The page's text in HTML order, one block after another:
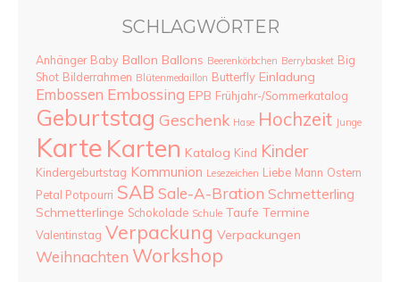
SCHLAGWÖRTER
Anhänger Baby Ballon Ballons Beerenkörbchen Berrybasket Big
Shot Bilderrahmen Blütenmedaillon Butterfly Einladung
Embossen Embossing EPB Frühjahr-/Sommerkatalog
Geburtstag Geschenk Hase Hochzeit Junge
Karte Karten Katalog Kind Kinder
Kindergeburtstag Kommunion Lesezeichen Liebe Mann Ostern
Petal Potpourri SAB Sale-A-Bration Schmetterling
Schmetterlinge Schokolade Schule Taufe Termine
Valentinstag Verpackung Verpackungen
Weihnachten Workshop